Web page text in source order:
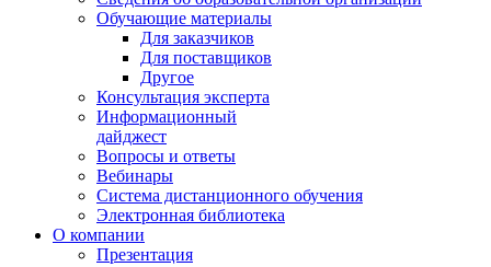
Обучающие материалы
Для заказчиков
Для поставщиков
Другое
Консультация эксперта
Информационный
дайджест
Вопросы и ответы
Вебинары
Система дистанционного обучения
Электронная библиотека
О компании
Презентация